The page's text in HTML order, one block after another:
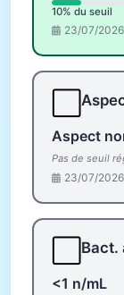
10% du seuil
23/07/2026
Aspect
Pas de seuil
23/07/2026
Bact.
<1 n/mL